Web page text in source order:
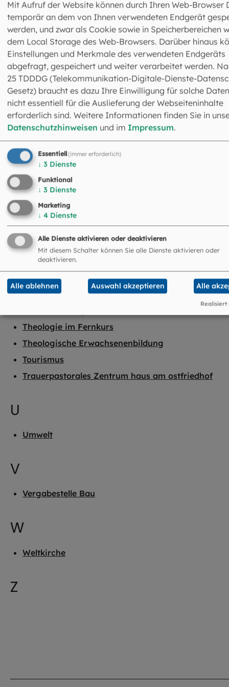
Schulen
Schulpastoral
Seelsorge am Münchner Flughafen
Seelsorge am Münchner Hauptbahnhof
Seelsorge für Ethnische Minderheiten
Seelsorge für Menschen mit Behinderung
Seelsorge für Wohnungslose
Seniorenseelsorge
Spiritualität
Spirituelle Begleitung für das pädagogische
Sport
Stadt- und Landpastoral
Stadtpastoral
Stiftungsaufsicht
Submissionsbüro
T
Theologie im Fernkurs
Theologische Erwachsenenbildung
Tourismus
Trauerpastorales Zentrum haus am ostfriedhof
U
Umwelt
V
Vergabestelle Bau
W
Weltkirche
Z
Mit Aufruf der Website können durch Ihren Web-Browser
temporär an dem von Ihnen verwendeten Endgerät
werden, und zwar als Cookie sowie in Speicherbereichen
dem Local Storage des Web-Browsers. Darüber hinaus
Einstellungen und Merkmale des verwendeten Endgeräts
abgefragt, gespeichert und weiter verarbeitet werden.
25 TDDDG (Telekommunikation-Digitale-Dienste-
Gesetz) braucht es dazu Ihre Einwilligung für solche
nicht essentiell für die Auslieferung der Webseiteninhalte
erforderlich sind. Weitere Informationen finden Sie in
Datenschutzhinweisen und im Impressum.
Essentiell(immer erforderlich)
↓ 3 Dienste
Funktional
↓ 3 Dienste
Marketing
↓ 4 Dienste
Alle Dienste aktivieren oder deaktivieren
Mit diesem Schalter können Sie alle Dienste aktivieren oder
deaktivieren.
Alle ablehnen Auswahl akzeptieren Alle
Realisiert